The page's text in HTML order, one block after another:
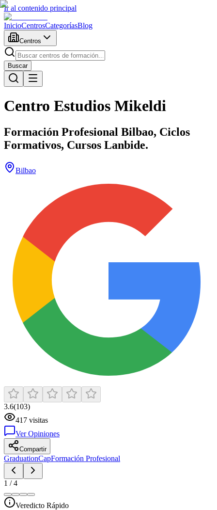
Ir al contenido principal
InicioCentrosCategoríasBlog
Centros
Buscar
Centro Estudios Mikeldi
Formación Profesional Bilbao, Ciclos
Formativos, Cursos Lanbide.
Bilbao
3.6(103)
417 visitas
Ver Opiniones
Compartir
GraduationCapFormación Profesional
1 /4
Veredicto Rápido